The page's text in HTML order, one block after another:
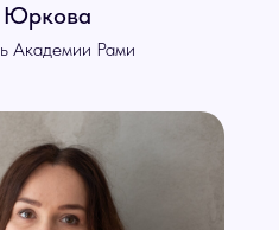
Академии Рами